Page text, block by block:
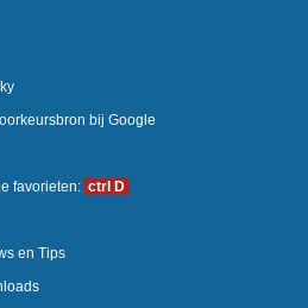
bij Google
favorieten: ctrl D
en Tips